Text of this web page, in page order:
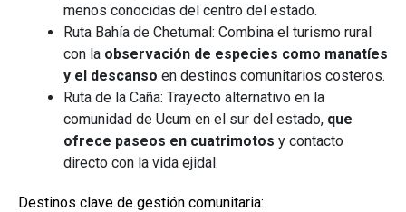
menos conocidas del centro del estado.
Ruta Bahía de Chetumal: Combina el turismo rural
con la observación de especies como manatíes
y el descanso en destinos comunitarios costeros.
Ruta de la Caña: Trayecto alternativo en la
comunidad de Ucum en el sur del estado, que
ofrece paseos en cuatrimotos y contacto
directo con la vida ejidal.
Destinos clave de gestión comunitaria: